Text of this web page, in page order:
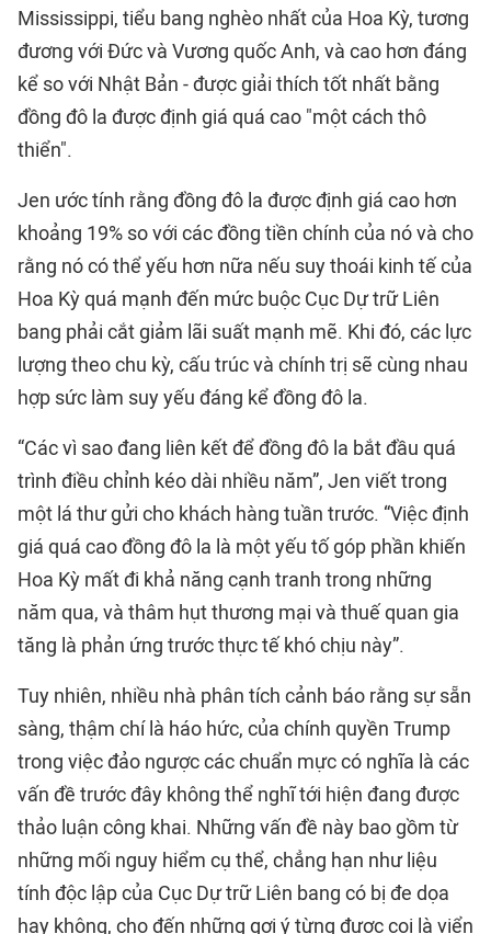
Mississippi, tiểu bang nghèo nhất của Hoa Kỳ, tương
đương với Đức và Vương quốc Anh, và cao hơn đáng
kể so với Nhật Bản - được giải thích tốt nhất bằng
đồng đô la được định giá quá cao "một cách thô
thiển".
Jen ước tính rằng đồng đô la được định giá cao hơn
khoảng 19% so với các đồng tiền chính của nó và cho
rằng nó có thể yếu hơn nữa nếu suy thoái kinh tế của
Hoa Kỳ quá mạnh đến mức buộc Cục Dự trữ Liên
bang phải cắt giảm lãi suất mạnh mẽ. Khi đó, các lực
lượng theo chu kỳ, cấu trúc và chính trị sẽ cùng nhau
hợp sức làm suy yếu đáng kể đồng đô la.
“Các vì sao đang liên kết để đồng đô la bắt đầu quá
trình điều chỉnh kéo dài nhiều năm”, Jen viết trong
một lá thư gửi cho khách hàng tuần trước. “Việc định
giá quá cao đồng đô la là một yếu tố góp phần khiến
Hoa Kỳ mất đi khả năng cạnh tranh trong những
năm qua, và thâm hụt thương mại và thuế quan gia
tăng là phản ứng trước thực tế khó chịu này”.
Tuy nhiên, nhiều nhà phân tích cảnh báo rằng sự sẵn
sàng, thậm chí là háo hức, của chính quyền Trump
trong việc đảo ngược các chuẩn mực có nghĩa là các
vấn đề trước đây không thể nghĩ tới hiện đang được
thảo luận công khai. Những vấn đề này bao gồm từ
những mối nguy hiểm cụ thể, chẳng hạn như liệu
tính độc lập của Cục Dự trữ Liên bang có bị đe dọa
hay không, cho đến những gợi ý từng được coi là viển